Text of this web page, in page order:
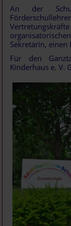
An der
Sekretärin, einen
Für den
Kinderhaus e. V.